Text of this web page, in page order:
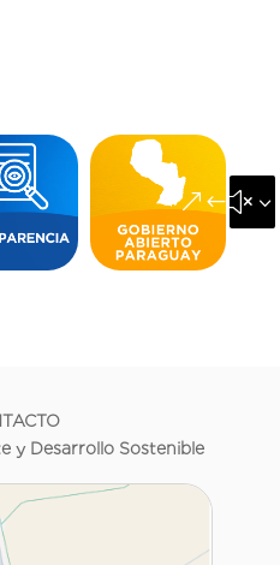
y Desarrollo Sostenible